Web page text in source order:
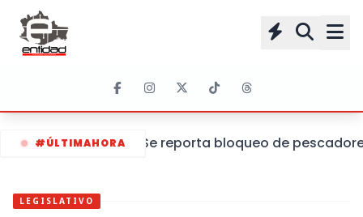
#ÚLTIMAHORA Se reporta bloqueo de
LEGISLATIVO